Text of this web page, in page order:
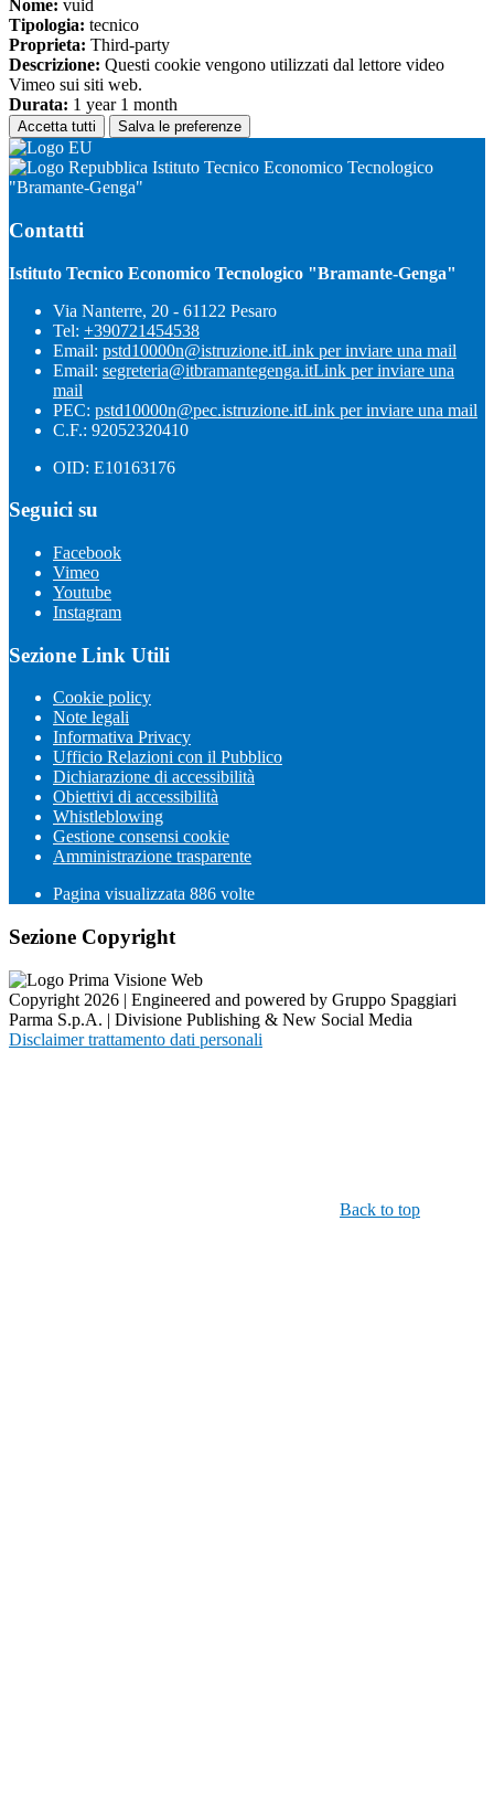
Nome: vuid
Tipologia: tecnico
Proprieta: Third-party
Descrizione: Questi cookie vengono utilizzati dal lettore video
Vimeo sui siti web.
Durata: 1 year 1 month
Accetta tutti Salva le preferenze
Istituto Tecnico Economico Tecnologico
"Bramante-Genga"
Contatti
Istituto Tecnico Economico Tecnologico "Bramante-Genga"
Via Nanterre, 20 - 61122 Pesaro
Tel: +390721454538
Email: pstd10000n@istruzione.itLink per inviare una mail
Email: segreteria@itbramantegenga.itLink per inviare una
mail
PEC: pstd10000n@pec.istruzione.itLink per inviare una mail
C.F.: 92052320410
OID: E10163176
Seguici su
Facebook
Vimeo
Youtube
Instagram
Sezione Link Utili
Cookie policy
Note legali
Informativa Privacy
Ufficio Relazioni con il Pubblico
Dichiarazione di accessibilità
Obiettivi di accessibilità
Whistleblowing
Gestione consensi cookie
Amministrazione trasparente
Pagina visualizzata 886 volte
Sezione Copyright
Copyright 2026 | Engineered and powered by Gruppo Spaggiari
Parma S.p.A. | Divisione Publishing & New Social Media
Disclaimer trattamento dati personali
Back to top